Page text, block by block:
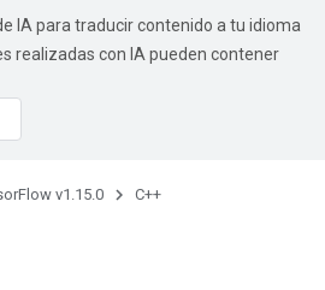
IA para traducir contenido a tu idioma
realizadas con IA pueden contener
v1.15.0 C++